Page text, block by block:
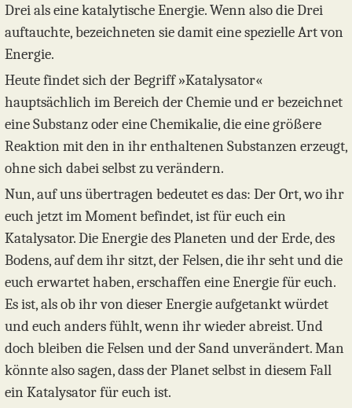
Drei als eine katalytische Energie. Wenn also die Drei
auftauchte, bezeichneten sie damit eine spezielle Art von
Energie.
Heute findet sich der Begriff »Katalysator«
hauptsächlich im Bereich der Chemie und er bezeichnet
eine Substanz oder eine Chemikalie, die eine größere
Reaktion mit den in ihr enthaltenen Substanzen erzeugt,
ohne sich dabei selbst zu verändern.
Nun, auf uns übertragen bedeutet es das: Der Ort, wo ihr
euch jetzt im Moment befindet, ist für euch ein
Katalysator. Die Energie des Planeten und der Erde, des
Bodens, auf dem ihr sitzt, der Felsen, die ihr seht und die
euch erwartet haben, erschaffen eine Energie für euch.
Es ist, als ob ihr von dieser Energie aufgetankt würdet
und euch anders fühlt, wenn ihr wieder abreist. Und
doch bleiben die Felsen und der Sand unverändert. Man
könnte also sagen, dass der Planet selbst in diesem Fall
ein Katalysator für euch ist.